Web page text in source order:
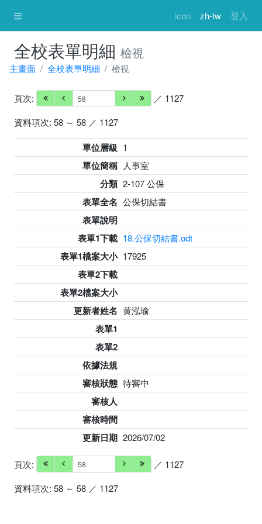
icon zh-tw 登入
全校表單明細 檢視
主畫面 全校表單明細 檢視
頁次:
／ 1127
資料項次: 58 ～ 58 ／ 1127
單位層級 1
單位簡稱 人事室
分類 2-107 公保
表單全名 公保切結書
表單說明
表單1下載 18.公保切結書.odt
表單1檔案大小 17925
表單2下載
表單2檔案大小
更新者姓名 黄泓瑜
表單1
表單2
依據法規
審核狀態 待審中
審核人
審核時間
更新日期 2026/07/02
頁次:
／ 1127
資料項次: 58 ～ 58 ／ 1127